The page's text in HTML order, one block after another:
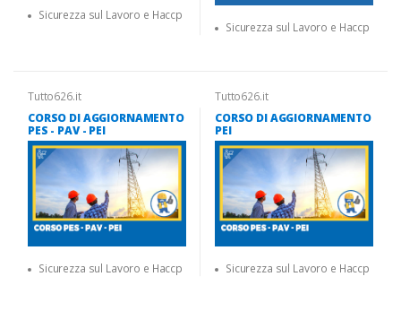
Sicurezza sul Lavoro e Haccp
Sicurezza sul Lavoro e Haccp
Tutto626.it
CORSO DI AGGIORNAMENTO
PES - PAV - PEI
Sicurezza sul Lavoro e Haccp
Tutto626.it
CORSO DI AGGIORNAMENTO
PEI
Sicurezza sul Lavoro e Haccp